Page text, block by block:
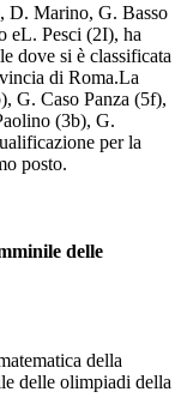
D. Marino, G. Basso
eL. Pesci (2I), ha
dove si è classificata
di Roma.La
G. Caso Panza (5f),
(3b), G.
per la
posto.
delle
della
delle olimpiadi della